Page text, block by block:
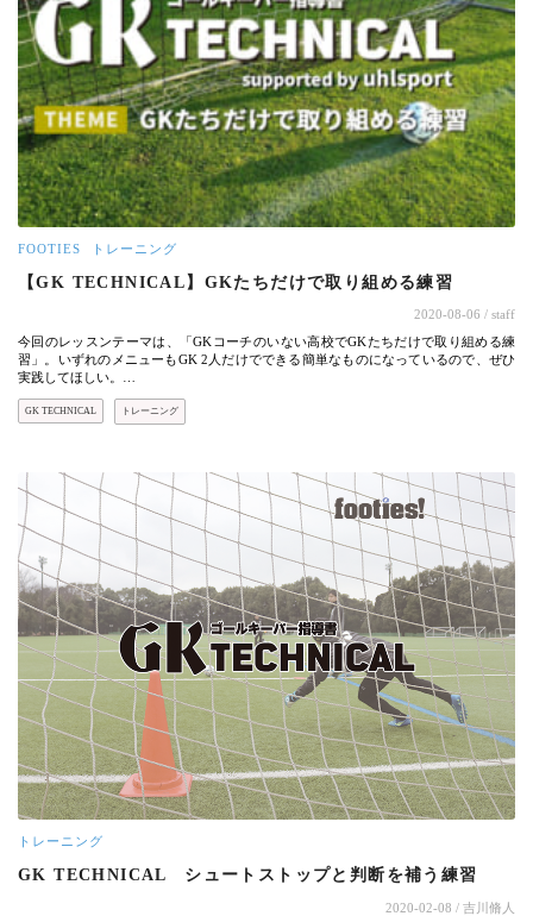
FOOTIES トレーニング
【GK TECHNICAL】GKたちだけで取り組める練習
2020-08-06 / staff
今回のレッスンテーマは、「GKコーチのいない高校でGKたちだけで取り組める練
習」。いずれのメニューもGK 2人だけでできる簡単なものになっているので、ぜひ
実践してほしい。…
GK TECHNICAL トレーニング
トレーニング
GK TECHNICAL シュートストップと判断を補う練習
2020-02-08 / 吉川脩人